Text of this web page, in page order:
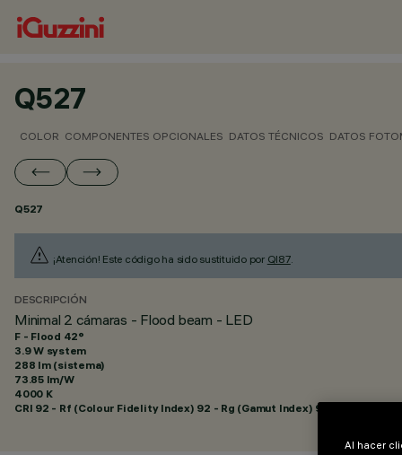
Q527
COLOR COMPONENTES OPCIONALES DATOS TÉCNICOS DATOS
Q527
¡Atención! Este código ha sido sustituido por QI87.
DESCRIPCIÓN
Minimal 2 cámaras - Flood beam - LED
F - Flood 42°
3.9 W system
288 lm (sistema)
73.85 lm/W
4000 K
CRI 92 - Rf (Colour Fidelity Index) 92 - Rg (Gamut Index) 98
Al hacer